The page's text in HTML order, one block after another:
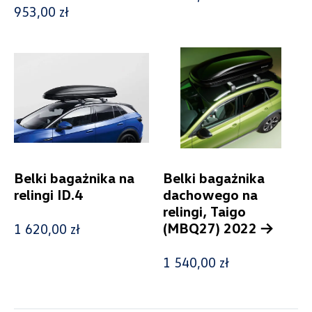
953,00 zł
Belki bagażnika na
relingi ID.4
1 620,00 zł
Belki bagażnika
dachowego na
relingi, Taigo
(MBQ27) 2022 –>
1 540,00 zł
Wybierz dealera obsługującego
Twoje zapytanie
Wpisz lokalizację